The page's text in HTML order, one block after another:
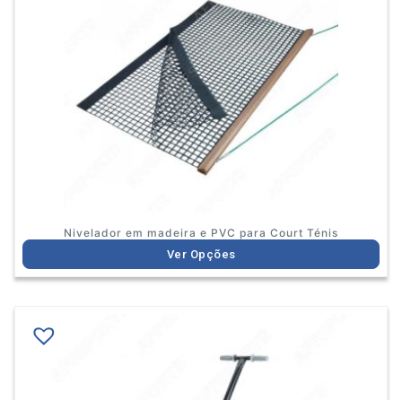
Nivelador em madeira e PVC para Court Ténis
Ver Opções
variants.
The
options
may
be
chosen
on
the
product
page